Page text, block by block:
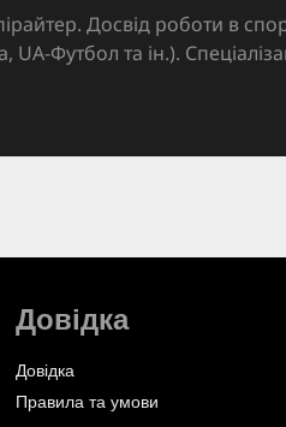
Досвід роботи в
UA-Футбол та ін.).
Довідка
Довідка
Правила та умови